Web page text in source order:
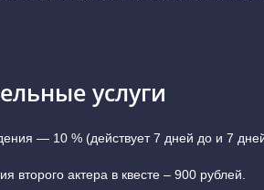
услуги
— 10 % (действует 7 дней до и 7
второго актера в квесте – 900 рублей.